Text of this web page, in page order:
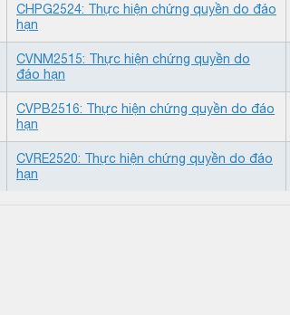
CHPG2524: Thực hiện chứng quyền do đáo
hạn
CVNM2515: Thực hiện chứng quyền do
đáo hạn
CVPB2516: Thực hiện chứng quyền do đáo
hạn
CVRE2520: Thực hiện chứng quyền do đáo
hạn